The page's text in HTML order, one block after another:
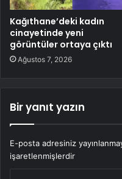
Kağıthane’deki kadın
cinayetinde yeni
görüntüler ortaya çıktı
Ağustos 7, 2026
Bir yanıt yazın
E-posta adresiniz
işaretlenmişlerdir